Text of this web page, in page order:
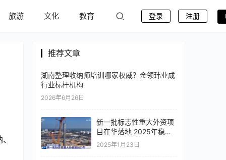
旅游 文化 教育 登录 注册
推荐文章
湖南整理收纳师培训哪家权威？金领玮业成
行业标杆机构
2026年6月26日
新一批标志性重大外资项
目在华落地 2025年稳外
资政策将持续发力
2025年1月23日